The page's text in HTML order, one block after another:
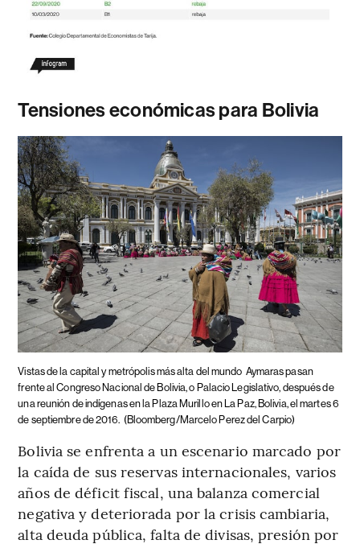
Tensiones económicas para Bolivia
Vistas de la capital y metrópolis más alta del mundo Aymaras pasan
frente al Congreso Nacional de Bolivia, o Palacio Legislativo, después de
una reunión de indígenas en la Plaza Murillo en La Paz, Bolivia, el martes 6
de septiembre de 2016. (Bloomberg/Marcelo Perez del Carpio)
Bolivia se enfrenta a un escenario marcado por
la caída de sus reservas internacionales, varios
años de déficit fiscal, una balanza comercial
negativa y deteriorada por la crisis cambiaria,
alta deuda pública, falta de divisas, presión por